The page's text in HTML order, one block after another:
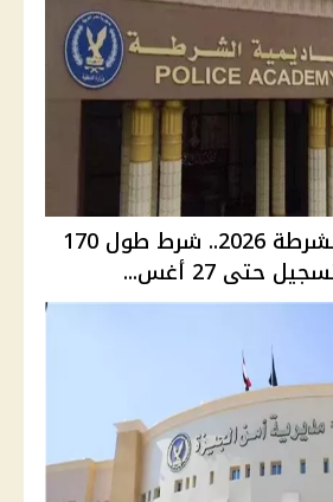
التقديم لكلية الشرطة 2026.. شرط طول 170
حتى 27 أغس...